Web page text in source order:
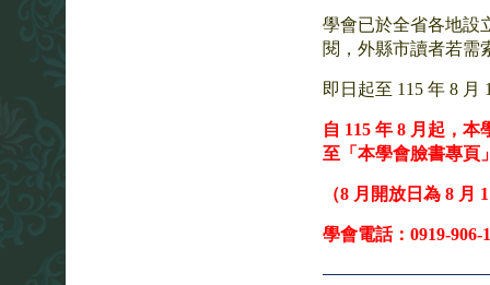
學會已於全省各地設
閱，外縣市讀者若需
即日起至 115 年 8
自 115 年 8 月起，
至「本學會臉書專頁
（8 月開放日為 8 月
學會電話：0919-906-